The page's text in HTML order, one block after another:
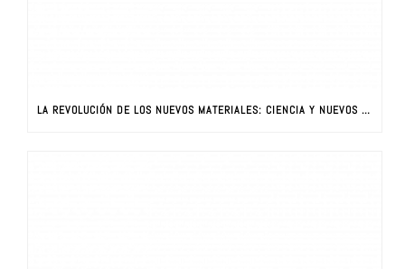
LA REVOLUCIÓN DE LOS NUEVOS MATERIALES: CIENCIA Y NUEVOS MATERIALES